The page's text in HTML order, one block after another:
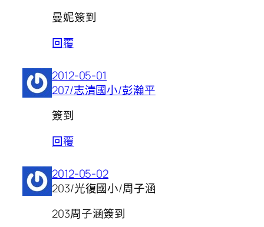
曼妮簽到
回覆
2012-05-01
207/志清國小/彭瀚平
簽到
回覆
2012-05-02
203/光復國小/周子涵
203周子涵簽到